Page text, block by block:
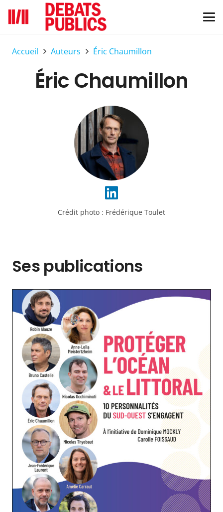
Accueil Auteurs Éric Chaumillon
Éric Chaumillon
Crédit photo : Frédérique Toulet
Ses publications